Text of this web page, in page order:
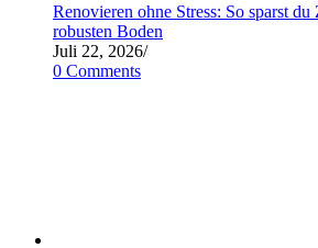
Renovieren ohne Stress: So sparst
robusten Boden
Juli 22, 2026/
0 Comments